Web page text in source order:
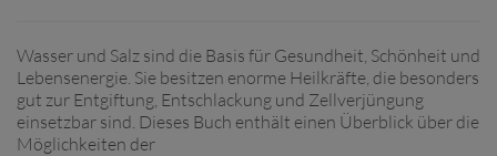
Wasser und Salz sind die Basis für Gesundheit, Schönheit und
Lebensenergie. Sie besitzen enorme Heilkräfte, die besonders
gut zur Entgiftung, Entschlackung und Zellverjüngung
einsetzbar sind. Dieses Buch enthält einen Überblick über die
Möglichkeiten der